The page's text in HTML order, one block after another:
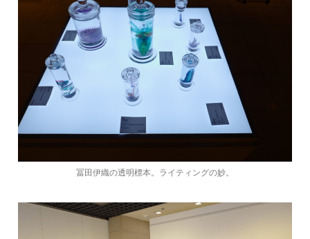
冨田伊織の透明標本。ライティングの妙。